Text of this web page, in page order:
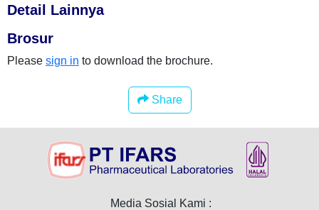
Detail Lainnya
Brosur
Please sign in to download the brochure.
Share
Media Sosial Kami :